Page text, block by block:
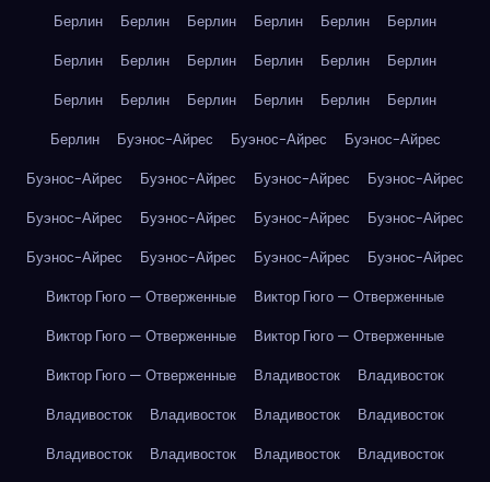
Берлин Берлин Берлин Берлин Берлин
Берлин
Берлин
Берлин Берлин Берлин Берлин
Берлин
Берлин
Берлин Берлин Берлин Берлин
Берлин
Берлин
Буэнос-Айрес Буэнос-Айрес
Буэнос-Айрес
Буэнос-Айрес
Буэнос-Айрес Буэнос-Айрес
Буэнос-Айрес
Буэнос-Айрес
Буэнос-Айрес Буэнос-Айрес
Буэнос-Айрес
Буэнос-Айрес
Буэнос-Айрес Буэнос-Айрес
Буэнос-Айрес
Виктор Гюго — Отверженные
Виктор Гюго — Отверженные
Виктор Гюго — Отверженные
Виктор Гюго — Отверженные
Виктор Гюго — Отверженные
Владивосток
Владивосток
Владивосток
Владивосток Владивосток
Владивосток
Владивосток
Владивосток Владивосток
Владивосток